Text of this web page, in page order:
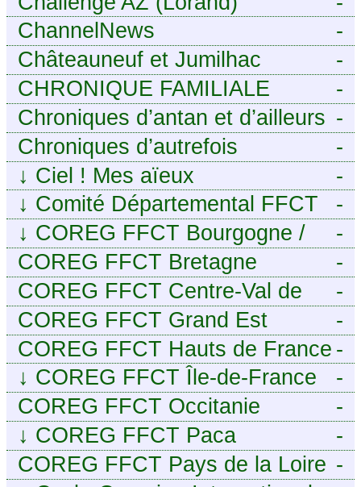
-
ChannelNews
-
Châteauneuf et Jumilhac
-
CHRONIQUE FAMILIALE
-
Chroniques d’antan et d’ailleurs
-
Chroniques d’autrefois
-
↓ Ciel ! Mes aïeux
-
↓ Comité Départemental FFCT
du Cher
-
↓ COREG FFCT Bourgogne /
Franche-Comté
-
COREG FFCT Bretagne
-
COREG FFCT Centre-Val de
Loire
-
COREG FFCT Grand Est
-
COREG FFCT Hauts de France
-
↓ COREG FFCT Île-de-France
-
COREG FFCT Occitanie
-
↓ COREG FFCT Paca
-
COREG FFCT Pays de la Loire